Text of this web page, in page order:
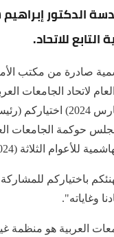
الدكتور
التابع للاتحاد.
صادرة من مكتب
الفترة (4-5 آذار/
حوكمة الجامعات
عملا بأحكام النظام الداخلي لاتحاد الجامعات العربية".
باختياركم
وغاياته".